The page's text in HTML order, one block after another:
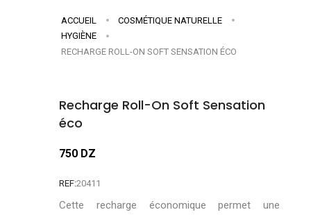
ACCUEIL
COSMÉTIQUE NATURELLE
HYGIÈNE
RECHARGE ROLL-ON SOFT SENSATION ÉCO
Recharge Roll-On Soft Sensation
éco
750 DZ
REF:20411
Cette recharge économique permet une